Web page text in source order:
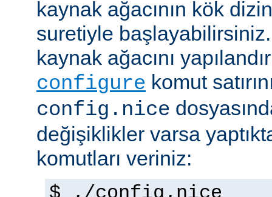
kaynak ağacının kök
suretiyle
kaynak ağacını
configure komut
config.nice
değişiklikler varsa
komutları veriniz: